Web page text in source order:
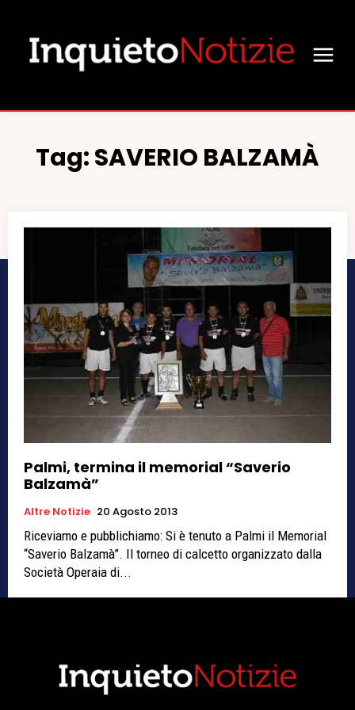
Tag:SAVERIO BALZAMÀ
Palmi, termina il memorial “Saverio
Balzamà”
Altre Notizie 20 Agosto 2013
Riceviamo e pubblichiamo: Si è tenuto a Palmi il Memorial
“Saverio Balzamà”. Il torneo di calcetto organizzato dalla
Società Operaia di...